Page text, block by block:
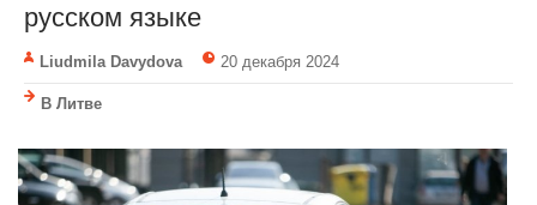
русском языке
Liudmila Davydova 20 декабря 2024
В Литве